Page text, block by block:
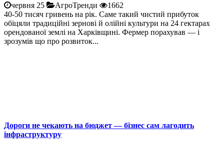
червня 25 АгроТренди
1662
40-50 тисяч гривень на рік. Саме такий чистий прибуток
обіцяли традиційні зернові й олійні культури на 24 гектарах
орендованої землі на Харківщині. Фермер порахував — і
зрозумів що про розвиток...
Дороги не чекають на бюджет — бізнес сам лагодить
інфраструктуру